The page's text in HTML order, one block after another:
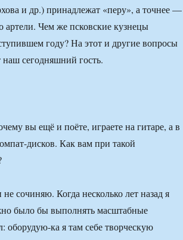
и др.) принадлежат «перу», а точнее —
артели. Чем же псковские кузнецы
году? На этот и другие вопросы
сегодняшний гость.
вы ещё и поёте, играете на гитаре, а в
дисков. Как вам при такой
сочиняю. Когда несколько лет назад я
было бы выполнять масштабные
оборудую-ка я там себе творческую